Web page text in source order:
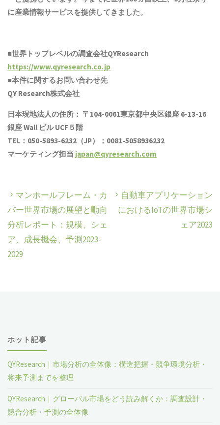
に産業情報サービスを提供してきました。
■世界トップレベルの調査会社QYResearch
https://www.qyresearch.co.jp
■本件に関するお問い合わせ先
QY Research株式会社
日本現地法人の住所： 〒104-0061東京都中央区銀座 6-13-16
銀座 Wall ビル UCF５階
TEL：050-5893-6232（JP）；0081-5058936232
マーケティング担当 japan@qyresearch.com
マンホールフレーム・カ
バー世界市場の展望と動向
分析レポート：規模、シェ
ア、成長機会、予測2023-
2029
自動車アプリケーション
におけるIoTの世界市場シ
ェア2023
ホット記事
QYResearch｜市場分析の全体像：構造把握・競争環境分析・
将来予測までを整理
QYResearch｜グローバル市場をどう読み解くか：調査設計・
競合分析・予測の全体像